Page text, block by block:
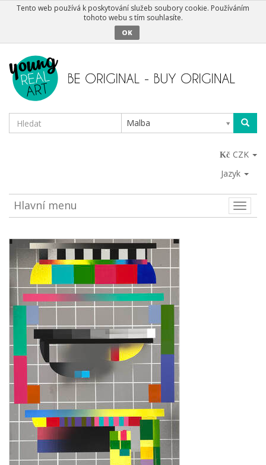
Tento web používá k poskytování služeb soubory cookie. Používáním
tohoto webu s tím souhlasíte.
OK
Malba
CZK
Jazyk
Toggle
Hlavní menu